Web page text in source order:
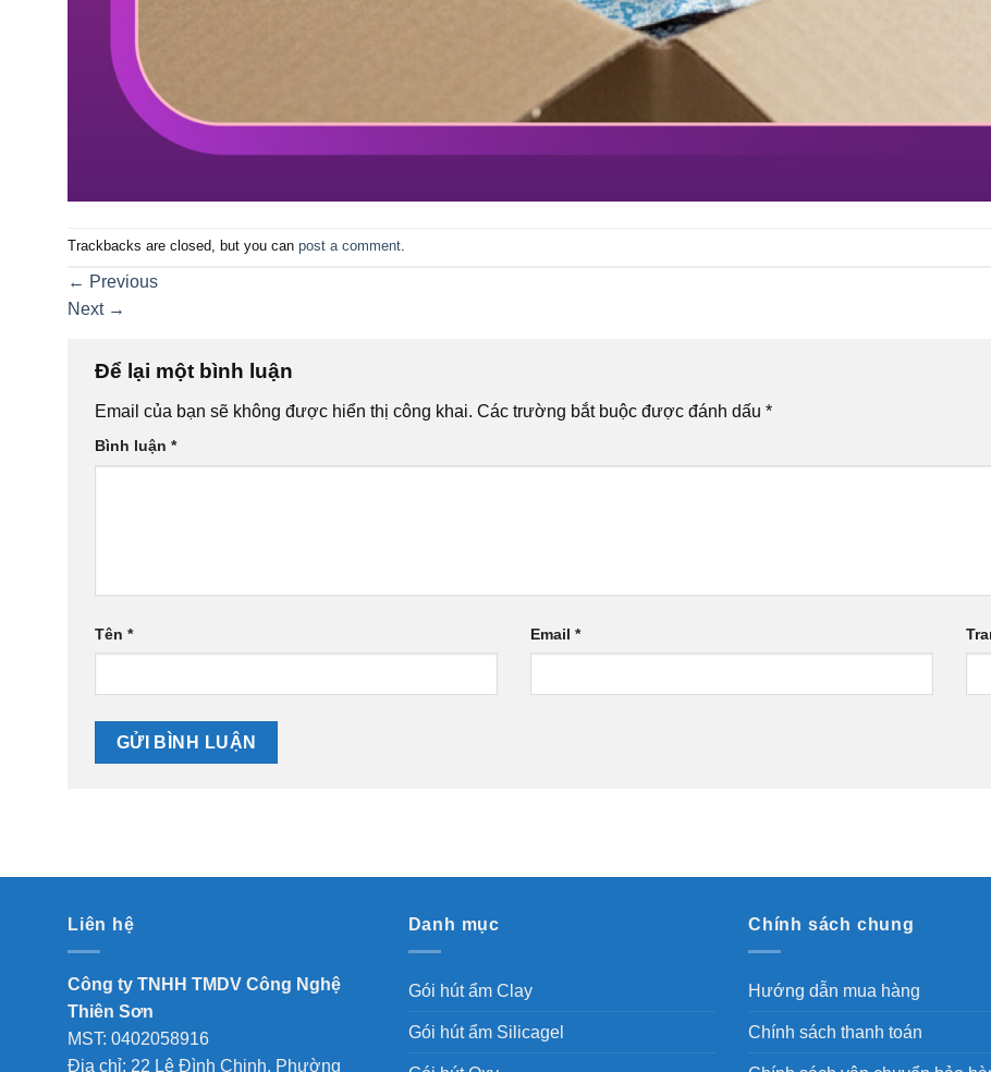
Trackbacks are closed, but you can post a comment
← Previous
Next →
Để lại một bình luận
Email của bạn sẽ không được hiển thị công khai. Các trường bắt buộc được đánh dấu *
Bình luận *
Tên * Email *
Liên hệ
Công ty TNHH TMDV Công Nghệ
Thiên Sơn
MST: 0402058916
Địa chỉ: 22 Lê Đình Chinh, Phường
Danh mục
Gói hút ẩm Clay
Gói hút ẩm Silicagel
Chính sách chung
Hướng dẫn mua hàng
Chính sách thanh toán